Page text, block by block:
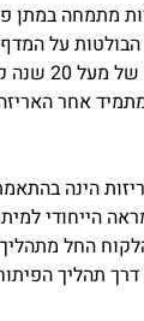
מתמחה במתן
הבולטות על המדף
באיכותן.
אחר
הינה
הייחודי
החל
דרך תהליך